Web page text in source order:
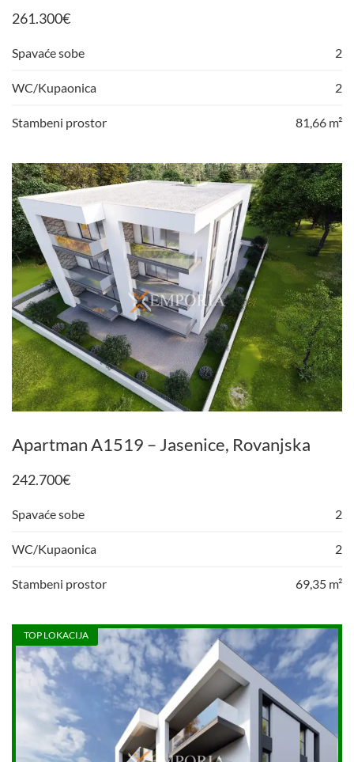
261.300€
Spavaće sobe 2
WC/Kupaonica 2
Stambeni prostor 81,66 m²
Apartman A1519 – Jasenice, Rovanjska
242.700€
Spavaće sobe 2
WC/Kupaonica 2
Stambeni prostor 69,35 m²
TOP LOKACIJA